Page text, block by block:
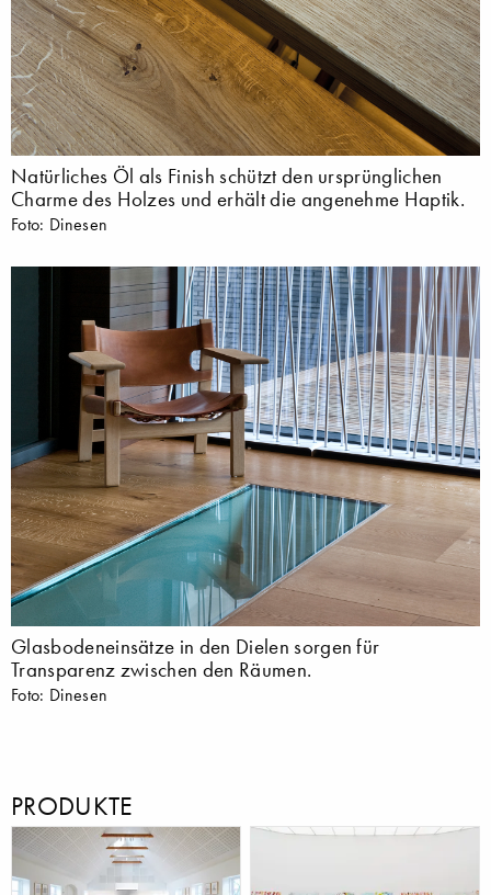
Natürliches Öl als Finish schützt den ursprünglichen
Charme des Holzes und erhält die angenehme Haptik.
Foto: Dinesen
Glasbodeneinsätze in den Dielen sorgen für
Transparenz zwischen den Räumen.
Foto: Dinesen
PRODUKTE